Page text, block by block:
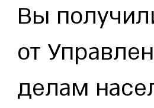
Вы
от
делам